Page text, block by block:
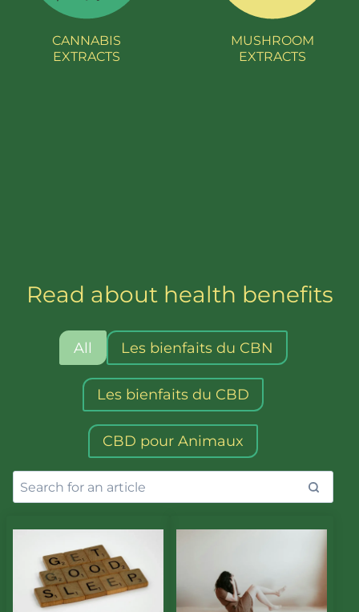
CANNABIS
EXTRACTS
MUSHROOM
EXTRACTS
Read about health benefits
All Les bienfaits du CBN
Les bienfaits du CBD
CBD pour Animaux